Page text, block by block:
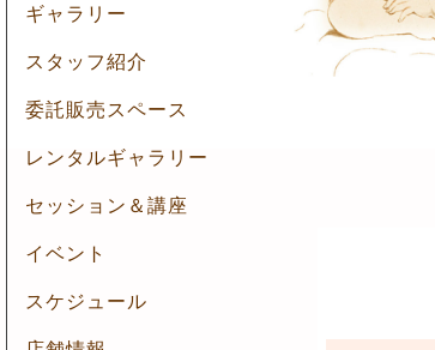
ギャラリー
スタッフ紹介
委託販売スペース
レンタルギャラリー
セッション＆講座
イベント
スケジュール